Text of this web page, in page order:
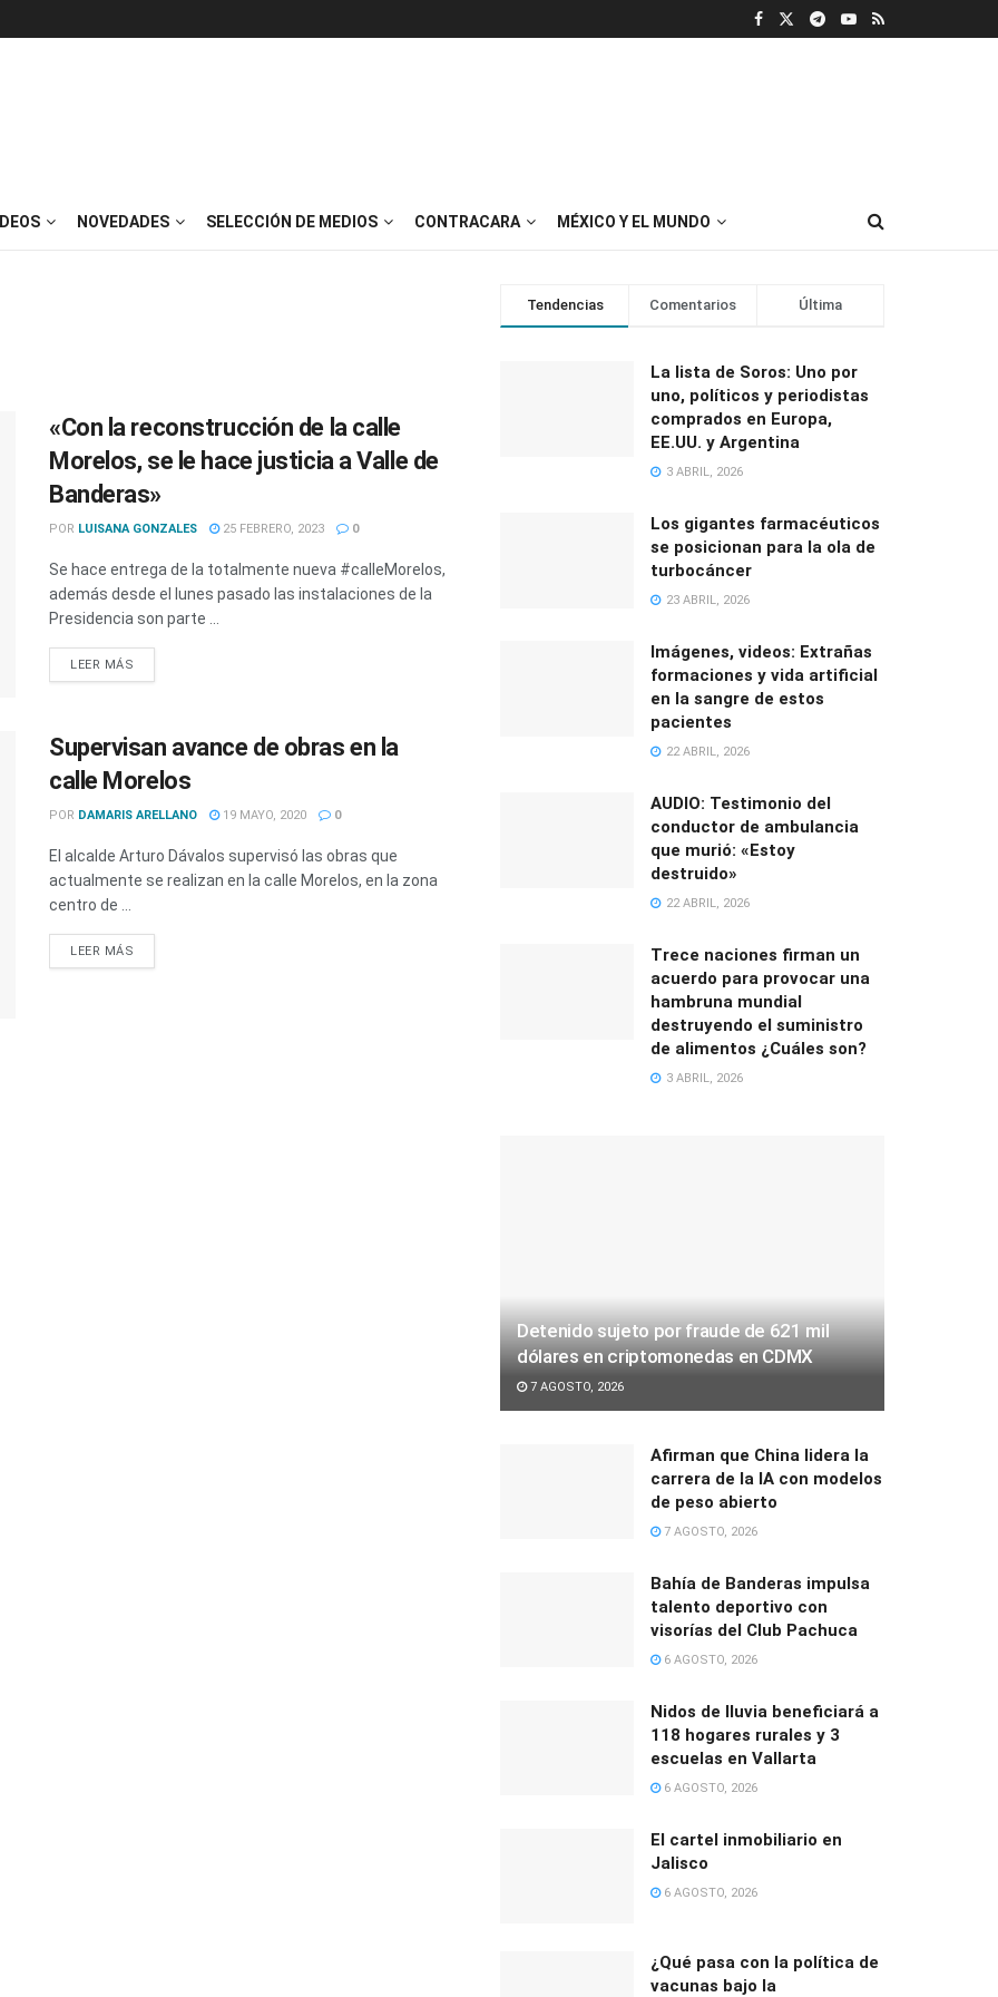
NOVEDADES SELECCIÓN DE MEDIOS CONTRACARA MÉXICO Y EL MUNDO
«Con la reconstrucción de la calle
Morelos, se le hace justicia a Valle de
Banderas»
POR LUISANA GONZALES 25 FEBRERO, 2023 0
Se hace entrega de la totalmente nueva #calleMorelos,
además desde el lunes pasado las instalaciones de la
Presidencia son parte ...
LEER MÁS
Supervisan avance de obras en la
calle Morelos
POR DAMARIS ARELLANO 19 MAYO, 2020 0
El alcalde Arturo Dávalos supervisó las obras que
actualmente se realizan en la calle Morelos, en la zona
centro de ...
LEER MÁS
Tendencias Comentarios Última
La lista de Soros: Uno por
uno, políticos y periodistas
comprados en Europa,
EE.UU. y Argentina
3 ABRIL, 2026
Los gigantes farmacéuticos
se posicionan para la ola de
turbocáncer
23 ABRIL, 2026
Imágenes, videos: Extrañas
formaciones y vida artificial
en la sangre de estos
pacientes
22 ABRIL, 2026
AUDIO: Testimonio del
conductor de ambulancia
que murió: «Estoy
destruido»
22 ABRIL, 2026
Trece naciones firman un
acuerdo para provocar una
hambruna mundial
destruyendo el suministro
de alimentos ¿Cuáles son?
3 ABRIL, 2026
Detenido sujeto por fraude de 621 mil
dólares en criptomonedas en CDMX
7 AGOSTO, 2026
Afirman que China lidera la
carrera de la IA con modelos
de peso abierto
7 AGOSTO, 2026
Bahía de Banderas impulsa
talento deportivo con
visorías del Club Pachuca
6 AGOSTO, 2026
Nidos de lluvia beneficiará a
118 hogares rurales y 3
escuelas en Vallarta
6 AGOSTO, 2026
El cartel inmobiliario en
Jalisco
6 AGOSTO, 2026
¿Qué pasa con la política de
vacunas bajo la